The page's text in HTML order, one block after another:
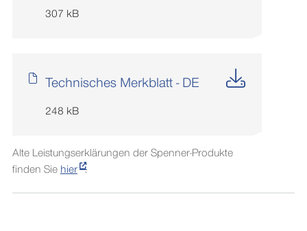
307 kB
Technisches Merkblatt - DE
248 kB
Alte Leistungserklärungen der Spenner-Produkte
finden Sie hier .